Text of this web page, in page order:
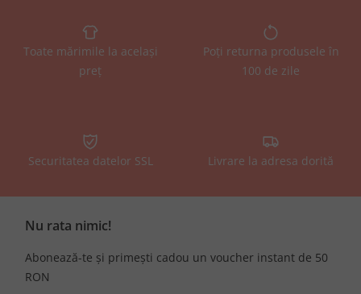
Toate mărimile la același
preț
Poți returna produsele în
100 de zile
Securitatea datelor SSL Livrare la adresa dorită
Nu rata nimic!
Abonează-te și primești cadou un voucher instant de 50
RON